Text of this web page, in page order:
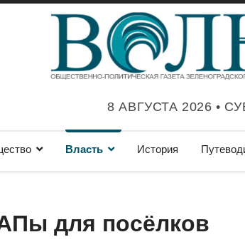
8 АВГУСТА 2026 •
Власть История
для посёлков